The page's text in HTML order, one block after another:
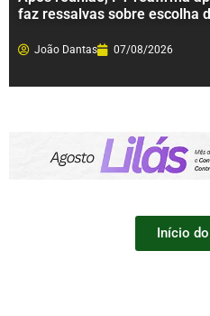
faz ressalvas sobre escolha
João Dantas 07/08/2026
Início